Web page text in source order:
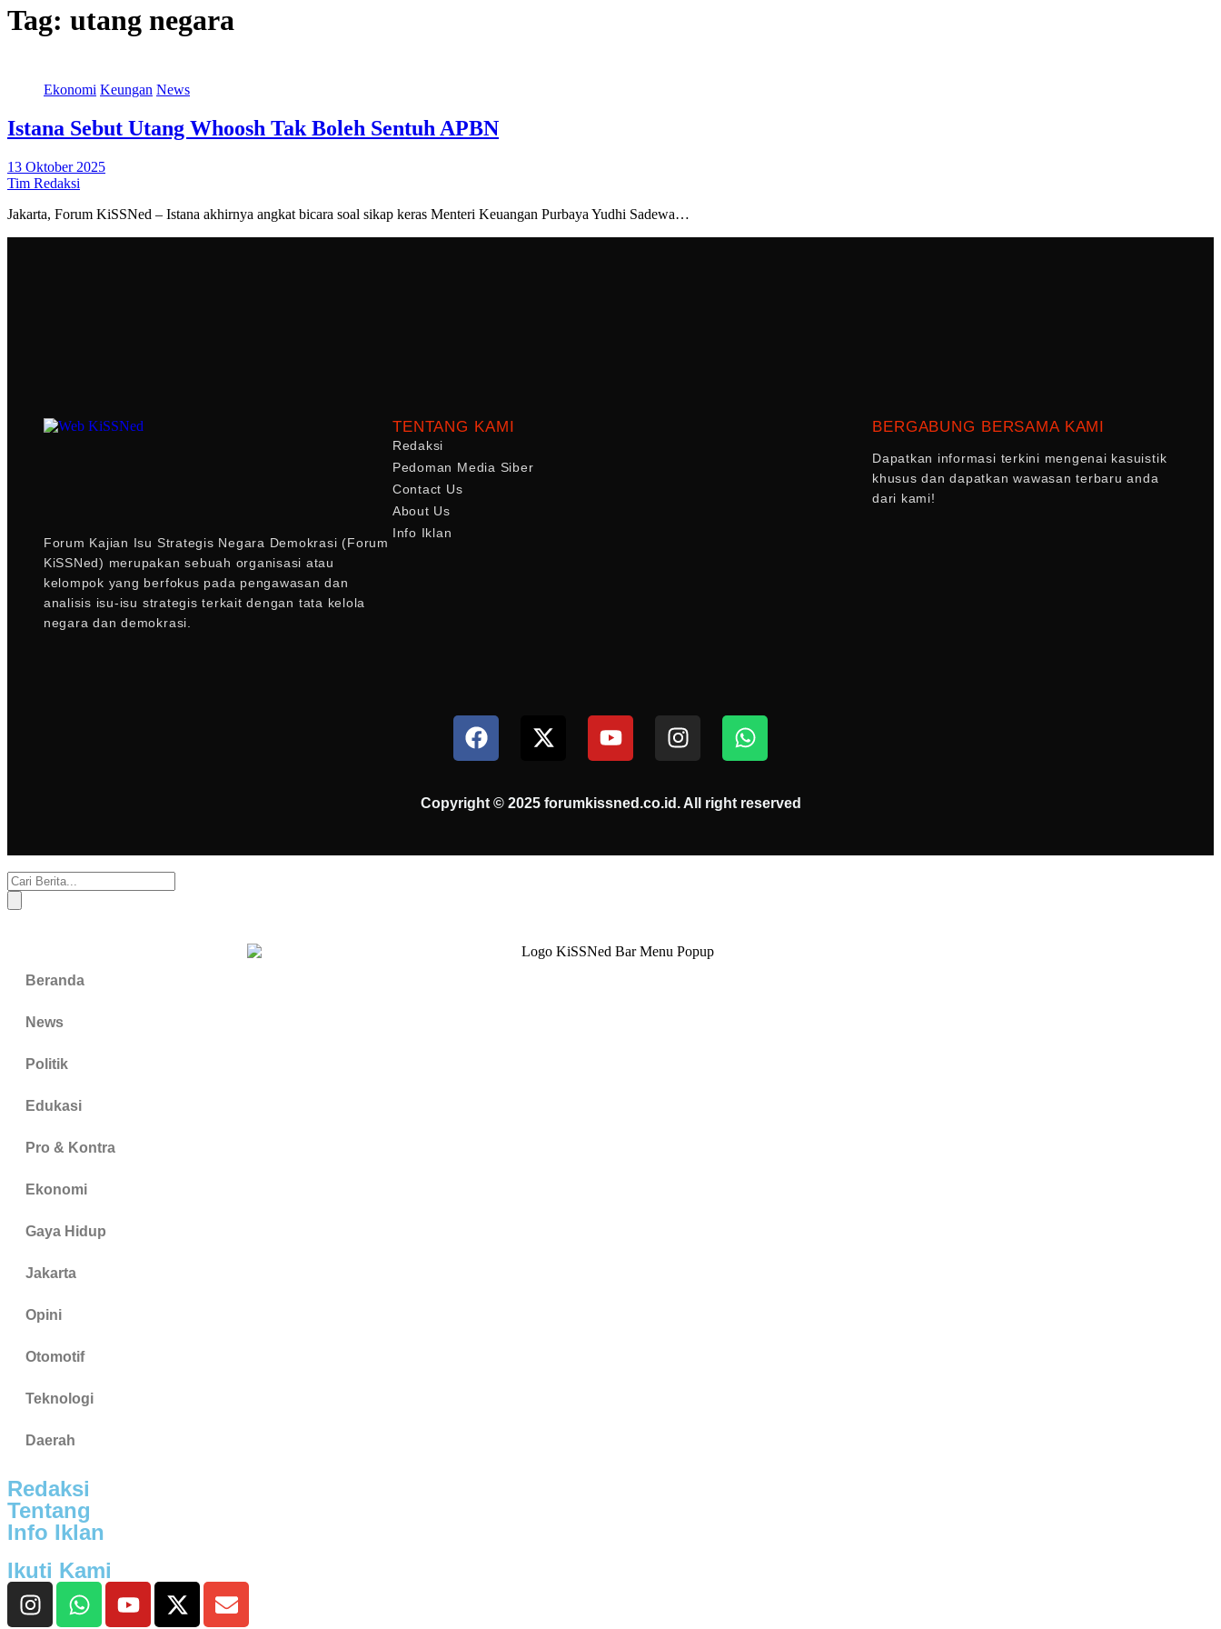
Tag: utang negara
Ekonomi Keungan News
Istana Sebut Utang Whoosh Tak Boleh Sentuh APBN
13 Oktober 2025
Tim Redaksi
Jakarta, Forum KiSSNed – Istana akhirnya angkat bicara soal sikap keras Menteri Keuangan Purbaya Yudhi Sadewa…
Forum Kajian Isu Strategis Negara Demokrasi (Forum
KiSSNed) merupakan sebuah organisasi atau
kelompok yang berfokus pada pengawasan dan
analisis isu-isu strategis terkait dengan tata kelola
negara dan demokrasi.
TENTANG KAMI
Redaksi
Pedoman Media Siber
Contact Us
About Us
Info Iklan
BERGABUNG BERSAMA KAMI
Dapatkan informasi terkini mengenai kasuistik
khusus dan dapatkan wawasan terbaru anda
dari kami!
Copyright © 2025 forumkissned.co.id. All right reserved
Beranda
News
Politik
Edukasi
Pro & Kontra
Ekonomi
Gaya Hidup
Jakarta
Opini
Otomotif
Teknologi
Daerah
Redaksi
Tentang
Info Iklan
Ikuti Kami